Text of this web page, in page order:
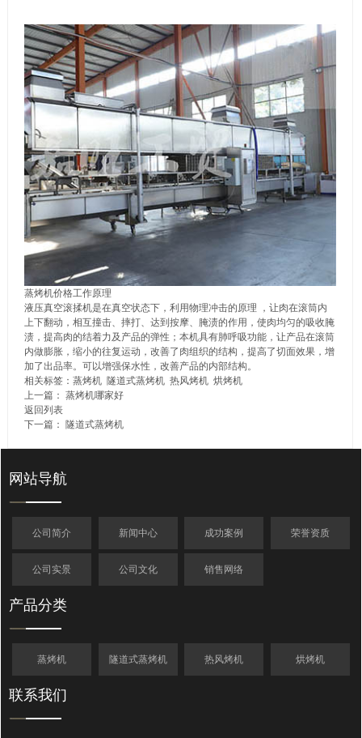
蒸烤机价格工作原理
液压真空滚揉机是在真空状态下，利用物理冲击的原理 ，让肉在滚筒内
上下翻动，相互撞击、摔打、达到按摩、腌渍的作用，使肉均匀的吸收腌
渍，提高肉的结着力及产品的弹性；本机具有肺呼吸功能，让产品在滚筒
内做膨胀，缩小的往复运动，改善了肉组织的结构，提高了切面效果，增
加了出品率。可以增强保水性，改善产品的内部结构。
相关标签： 蒸烤机 隧道式蒸烤机 热风烤机 烘烤机
上一篇： 蒸烤机哪家好
返回列表
下一篇： 隧道式蒸烤机
网站导航
公司简介 新闻中心 成功案例 荣誉资质
公司实景 公司文化 销售网络
产品分类
蒸烤机 隧道式蒸烤机 热风烤机 烘烤机
联系我们